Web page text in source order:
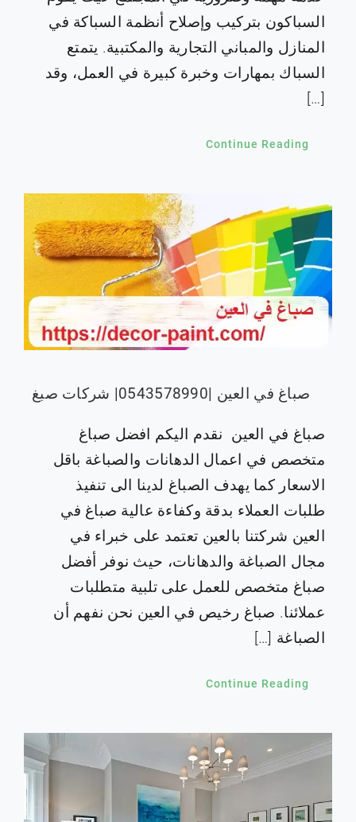
السباكون بتركيب وإصلاح أنظمة السباكة في
المنازل والمباني التجارية والمكتبية. يتمتع
السباك بمهارات وخبرة كبيرة في العمل، وقد
[…]
Continue Reading
صباغ في العين |0543578990| شركات صبغ
صباغ في العين نقدم اليكم افضل صباغ
متخصص في اعمال الدهانات والصباغة باقل
الاسعار كما يهدف الصباغ لدينا الى تنفيذ
طلبات العملاء بدقة وكفاءة عالية صباغ في
العين شركتنا بالعين تعتمد على خبراء في
مجال الصباغة والدهانات، حيث نوفر أفضل
صباغ متخصص للعمل على تلبية متطلبات
عملائنا. صباغ رخيص في العين نحن نفهم أن
الصباغة […]
Continue Reading